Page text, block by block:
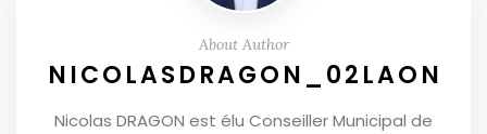
About Author
NICOLASDRAGON_02LAON
Nicolas DRAGON est élu Conseiller Municipal de